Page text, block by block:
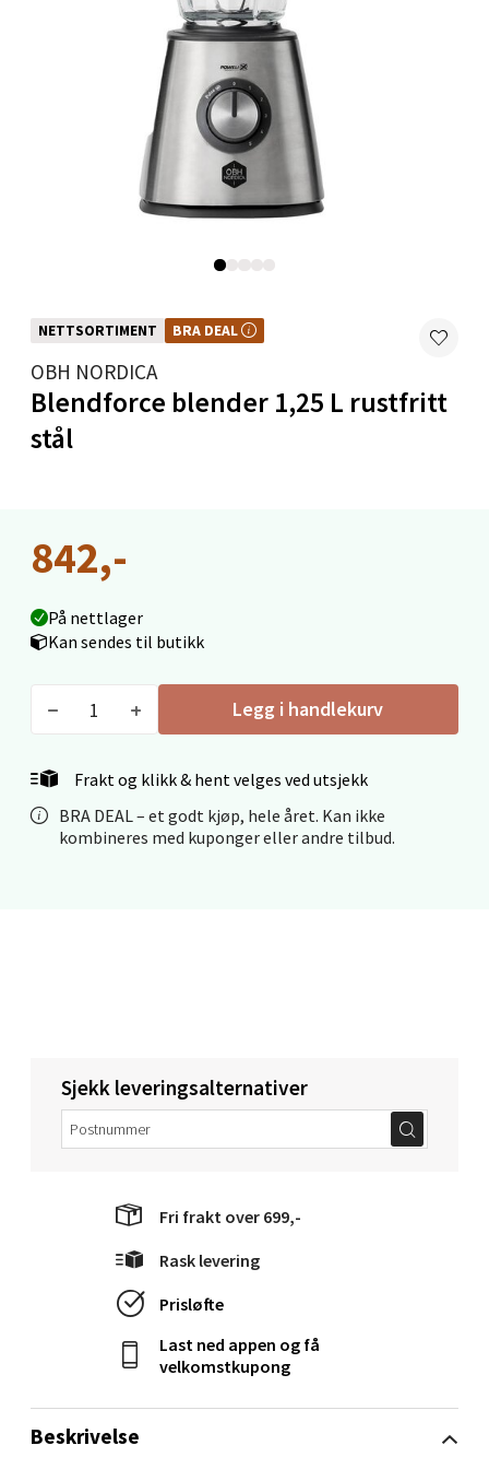
NETTSORTIMENT BRA DEAL
BRA DEAL – et godt kjøp, hele året. Kan ikke kombineres med kuponger eller
OBH NORDICA
Blendforce blender 1,25 L rustfritt
stål
842,-
På nettlager
Kan sendes til butikk
Legg i handlekurv
Frakt og klikk & hent velges ved utsjekk
BRA DEAL – et godt kjøp, hele året. Kan ikke
kombineres med kuponger eller andre tilbud.
Beskrivelse
Sjekk leveringsalternativer
Fri frakt over 699,-
Rask levering
Prisløfte
Last ned appen og få
velkomstkupong
Mandal - Alti Mandal
Åpent i dag 09-19
0 i butikk
Åpent i dag 10-20
Torget 1, 6413 Molde
Åpent i dag 10-20
0 i butikk
Narvik - Thon Senter Malmporten
Bolagsgata 1, 8514 Narvik
Åpent i dag 10-20
0 i butikk